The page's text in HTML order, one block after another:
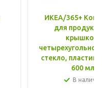
ИКЕА/365+
для
крышкой,
стекло, пластик
600 мл
В